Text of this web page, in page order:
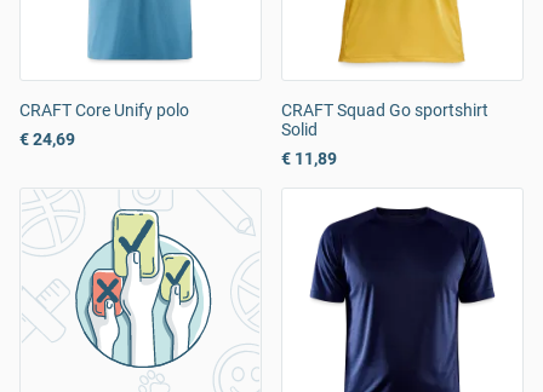
CRAFT Core Unify polo
€ 24,69
CRAFT Squad Go sportshirt
Solid
€ 11,89